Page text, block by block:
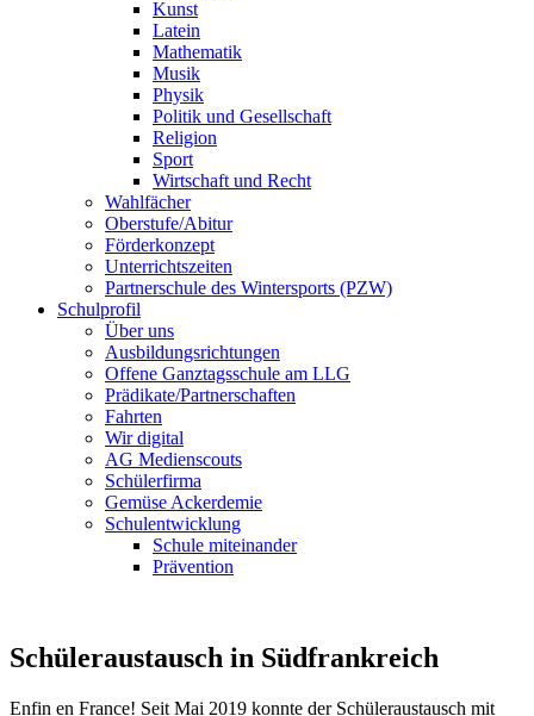
Kunst
Latein
Mathematik
Musik
Physik
Politik und Gesellschaft
Religion
Sport
Wirtschaft und Recht
Wahlfächer
Oberstufe/Abitur
Förderkonzept
Unterrichtszeiten
Partnerschule des Wintersports (PZW)
Schulprofil
Über uns
Ausbildungsrichtungen
Offene Ganztagsschule am LLG
Prädikate/Partnerschaften
Fahrten
Wir digital
AG Medienscouts
Schülerfirma
Gemüse Ackerdemie
Schulentwicklung
Schule miteinander
Prävention
Schüleraustausch in Südfrankreich
Enfin en France! Seit Mai 2019 konnte der Schüleraustausch mit